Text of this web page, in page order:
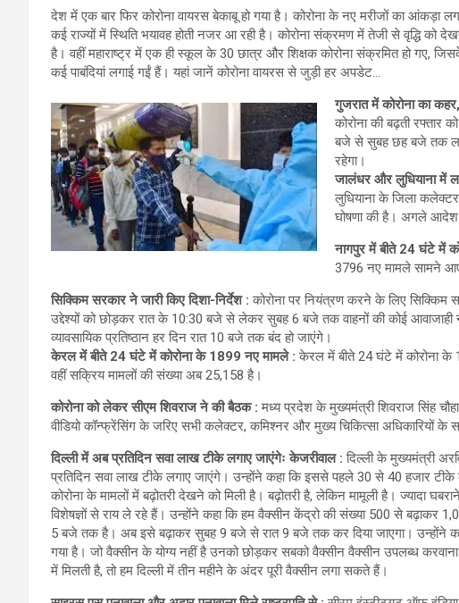
देश में एक बार फिर कोरोना वायरस बेकाबू हो गया है। कोरोना के नए मरीजों का आंकड़ा
कई राज्यों में स्थिति भयावह होती नजर आ रही है। कोरोना संक्रमण में तेजी से वृद्धि को
है। वहीं महाराष्ट्र में एक ही स्कूल के 30 छात्र और शिक्षक कोरोना संक्रमित हो गए,
कई पाबंदियां लगाई गईं हैं। यहां जानें कोरोना वायरस से जुड़ी हर अपडेट…
गुजरात में कोरोना का
कोरोना की बढ़ती रफ्तार
बजे से सुबह छह बजे तक
रहेगा।
जालंधर और लुधियाना में
लुधियाना के जिला
घोषणा की है। अगले आदेश
नागपुर में बीते 24 घंटे में
3796 नए मामले सामने आए
सिक्किम सरकार ने जारी किए दिशा-निर्देश :कोरोना पर नियंत्रण करने के लिए सिक्किम
उद्देश्यों को छोड़कर रात के 10:30 बजे से लेकर सुबह 6 बजे तक वाहनों की कोई आवाजाही
व्यावसायिक प्रतिष्ठान हर दिन रात 10 बजे तक बंद हो जाएंगे।
केरल में बीते 24 घंटे में कोरोना के 1899 नए मामले :केरल में बीते 24 घंटे में कोरोना के
वहीं सक्रिय मामलों की संख्या अब 25,158 है।
कोरोना को लेकर सीएम शिवराज ने की बैठक :मध्य प्रदेश के मुख्यमंत्री शिवराज सिंह
वीडियो कॉन्फ्रेंसिंग के जरिए सभी कलेक्टर, कमिश्नर और मुख्य चिकित्सा अधिकारियों के
दिल्ली में अब प्रतिदिन सवा लाख टीके लगाए जाएंगेः केजरीवाल : दिल्ली के मुख्यमंत्री
प्रतिदिन सवा लाख टीके लगाए जाएंगे। उन्होंने कहा कि इससे पहले 30 से 40 हजार
कोरोना के मामलों में बढ़ोतरी देखने को मिली है। बढ़ोतरी है, लेकिन मामूली है। ज्यादा
विशेषज्ञों से राय ले रहे हैं। उन्होंने कहा कि हम वैक्सीन केंद्रो की संख्या 500 से
5 बजे तक है। अब इसे बढ़ाकर सुबह 9 बजे से रात 9 बजे तक कर दिया जाएगा। उन्होंने
गया है। जो वैक्सीन के योग्य नहीं है उनको छोड़कर सबको वैक्सीन वैक्सीन उपलब्ध
में मिलती है, तो हम दिल्ली में तीन महीने के अंदर पूरी वैक्सीन लगा सकते हैं।